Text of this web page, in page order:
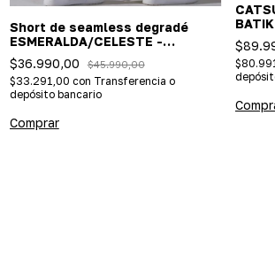
Short de seamless degradé
ESMERALDA/CELESTE -
(Importada/efecto push up)
$36.990,00 $45.990,00
$33.291,00 con Transferencia o
depósito bancario
Comprar